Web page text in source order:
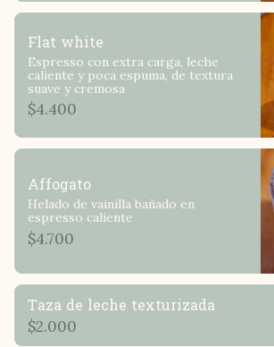
Flat white
Espresso con extra carga, leche
caliente y poca espuma, de textura
suave y cremosa
$4.400
Affogato
Helado de vainilla bañado en
espresso caliente
$4.700
Taza de leche texturizada
$2.000